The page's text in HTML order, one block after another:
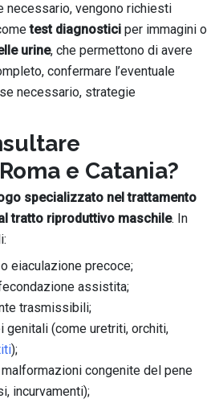
necessario, vengono richiesti
test diagnostici per immagini o
urine, che permettono di avere
confermare l’eventuale
necessario, strategie
e Catania?
specializzato nel trattamento
tratto riproduttivo maschile. In
eiaculazione precoce;
assistita;
trasmissibili;
genitali (come uretriti, orchiti,
);
congenite del pene
incurvamenti);